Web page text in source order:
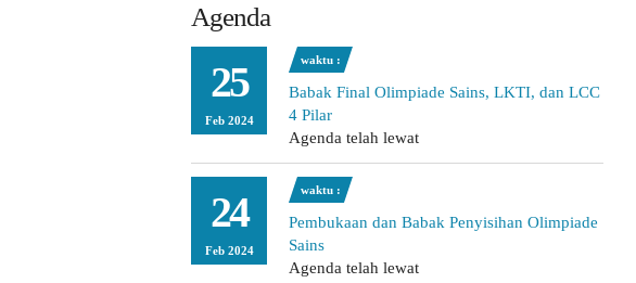
Agenda
25
Feb 2024
waktu :
Babak Final Olimpiade Sains, LKTI, dan LCC
4 Pilar
Agenda telah lewat
24
Feb 2024
waktu :
Pembukaan dan Babak Penyisihan Olimpiade
Sains
Agenda telah lewat